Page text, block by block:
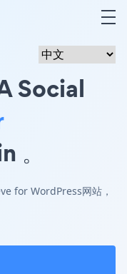
Social
。
for WordPress网站，